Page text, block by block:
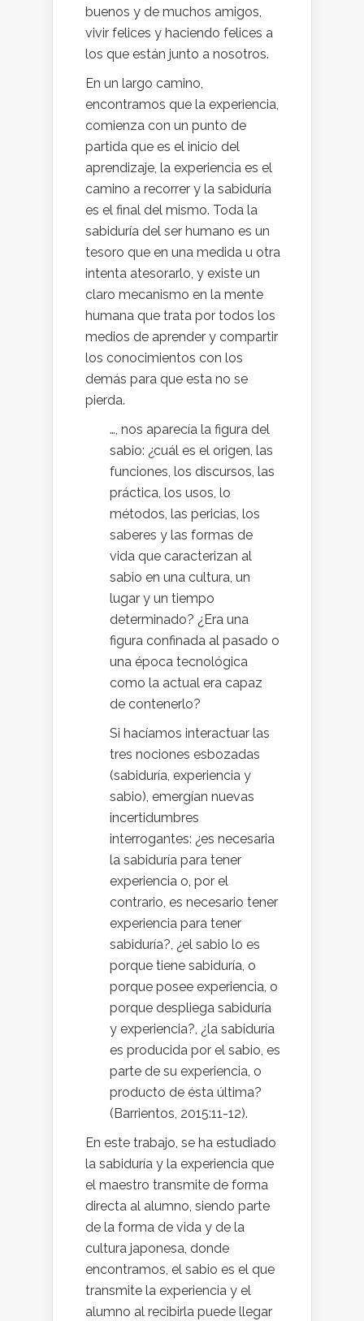
buenos y de muchos amigos,
vivir felices y haciendo felices a
los que están junto a nosotros.
En un largo camino,
encontramos que la experiencia,
comienza con un punto de
partida que es el inicio del
aprendizaje, la experiencia es el
camino a recorrer y la sabiduría
es el final del mismo. Toda la
sabiduría del ser humano es un
tesoro que en una medida u otra
intenta atesorarlo, y existe un
claro mecanismo en la mente
humana que trata por todos los
medios de aprender y compartir
los conocimientos con los
demás para que esta no se
pierda.
…, nos aparecía la figura del
sabio: ¿cuál es el origen, las
funciones, los discursos, las
práctica, los usos, lo
métodos, las pericias, los
saberes y las formas de
vida que caracterizan al
sabio en una cultura, un
lugar y un tiempo
determinado? ¿Era una
figura confinada al pasado o
una época tecnológica
como la actual era capaz
de contenerlo?
Si hacíamos interactuar las
tres nociones esbozadas
(sabiduría, experiencia y
sabio), emergían nuevas
incertidumbres
interrogantes: ¿es necesaria
la sabiduría para tener
experiencia o, por el
contrario, es necesario tener
experiencia para tener
sabiduría?, ¿el sabio lo es
porque tiene sabiduría, o
porque posee experiencia, o
porque despliega sabiduría
y experiencia?, ¿la sabiduría
es producida por el sabio, es
parte de su experiencia, o
producto de ésta última?
(Barrientos, 2015:11-12).
En este trabajo, se ha estudiado
la sabiduría y la experiencia que
el maestro transmite de forma
directa al alumno, siendo parte
de la forma de vida y de la
cultura japonesa, donde
encontramos, el sabio es el que
transmite la experiencia y el
alumno al recibirla puede llegar